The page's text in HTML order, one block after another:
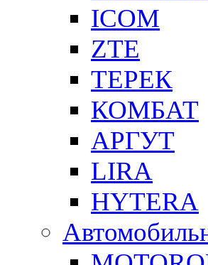
ICOM
ZTE
ТЕРЕК
КОМБАТ
АРГУТ
LIRA
HYTERA